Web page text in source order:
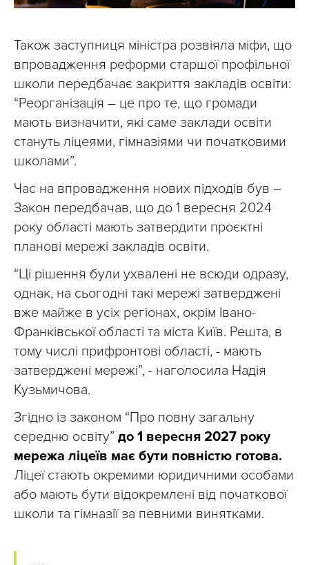
Також заступниця міністра розвіяла міфи, що
впровадження реформи старшої профільної
школи передбачає закриття закладів освіти:
“Реорганізація – це про те, що громади
мають визначити, які саме заклади освіти
стануть ліцеями, гімназіями чи початковими
школами”.
Час на впровадження нових підходів був –
Закон передбачав, що до 1 вересня 2024
року області мають затвердити проєктні
планові мережі закладів освіти.
“Ці рішення були ухвалені не всюди одразу,
однак, на сьогодні такі мережі затверджені
вже майже в усіх регіонах, окрім Івано-
Франківської області та міста Київ. Решта, в
тому числі прифронтові області, - мають
затверджені мережі”, - наголосила Надія
Кузьмичова.
Згідно із законом “Про повну загальну
середню освіту” до 1 вересня 2027 року
мережа ліцеїв має бути повністю готова.
Ліцеї стають окремими юридичними особами
або мають бути відокремлені від початкової
школи та гімназії за певними винятками.